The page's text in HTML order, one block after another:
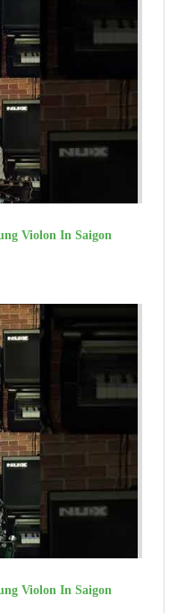
Violon In Saigon
Violon In Saigon